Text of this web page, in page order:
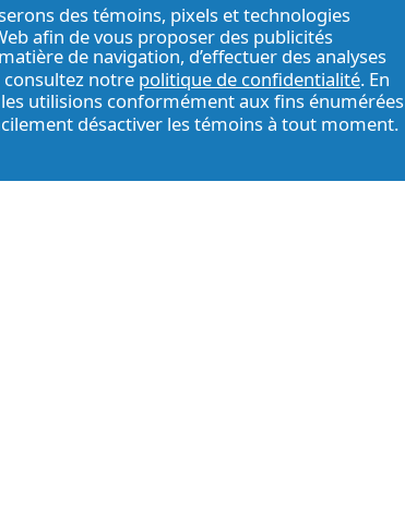
des témoins, pixels et technologies
afin de vous proposer des publicités
de navigation, d’effectuer des analyses
consultez notre politique de confidentialité. En
utilisions conformément aux fins énumérées
désactiver les témoins à tout moment.